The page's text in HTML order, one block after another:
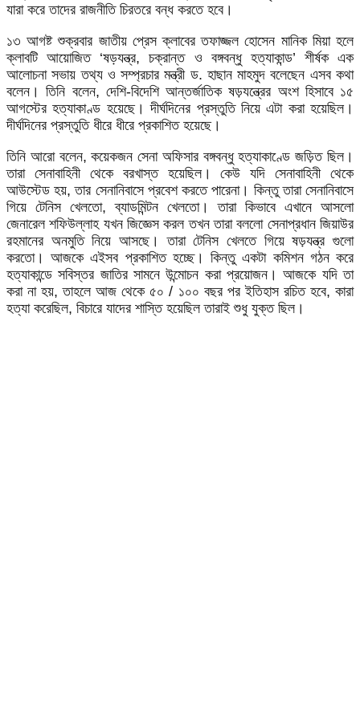
যারা করে তাদের রাজনীতি চিরতরে বন্ধ করতে হবে।
১৩ আগষ্ট শুক্রবার জাতীয় প্রেস ক্লাবের তফাজ্জল হোসেন মানিক মিয়া হলে
ক্লাবটি আয়োজিত ‘ষড়যন্ত্র, চক্রান্ত ও বঙ্গবন্ধু হত্যাকান্ড’ শীর্ষক এক
আলোচনা সভায় তথ্য ও সম্প্রচার মন্ত্রী ড. হাছান মাহমুদ বলেছেন এসব কথা
বলেন। তিনি বলেন, দেশি-বিদেশি আন্তর্জাতিক ষড়যন্ত্রের অংশ হিসাবে ১৫
আগস্টের হত্যাকাণ্ড হয়েছে। দীর্ঘদিনের প্রস্তুতি নিয়ে এটা করা হয়েছিল।
দীর্ঘদিনের প্রস্তুতি ধীরে ধীরে প্রকাশিত হয়েছে।
তিনি আরো বলেন, কয়েকজন সেনা অফিসার বঙ্গবন্ধু হত্যাকাণ্ডে জড়িত ছিল।
তারা সেনাবাহিনী থেকে বরখাস্ত হয়েছিল। কেউ যদি সেনাবাহিনী থেকে
আউস্টেড হয়, তার সেনানিবাসে প্রবেশ করতে পারেনা। কিন্তু তারা সেনানিবাসে
গিয়ে টেনিস খেলতো, ব্যাডমিন্টন খেলতো। তারা কিভাবে এখানে আসলো
জেনারেল শফিউল্লাহ যখন জিজ্ঞেস করল তখন তারা বললো সেনাপ্রধান জিয়াউর
রহমানের অনমুতি নিয়ে আসছে। তারা টেনিস খেলতে গিয়ে ষড়যন্ত্র গুলো
করতো। আজকে এইসব প্রকাশিত হচ্ছে। কিন্তু একটা কমিশন গঠন করে
হত্যাকান্ডে সবিস্তর জাতির সামনে উন্মোচন করা প্রয়োজন। আজকে যদি তা
করা না হয়, তাহলে আজ থেকে ৫০ / ১০০ বছর পর ইতিহাস রচিত হবে, কারা
হত্যা করেছিল, বিচারে যাদের শাস্তি হয়েছিল তারাই শুধু যুক্ত ছিল।